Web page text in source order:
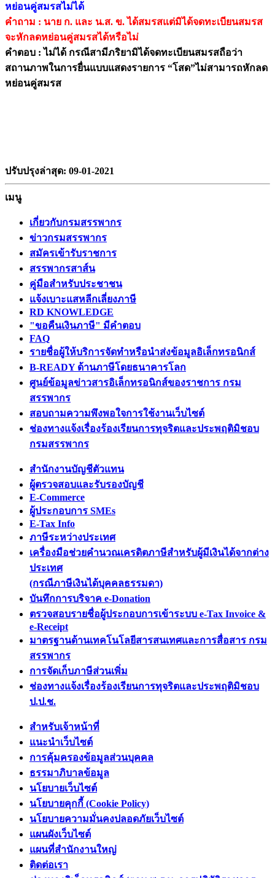
หย่อนคู่สมรสไม่ได้
คำถาม : นาย ก. และ น.ส. ข. ได้สมรสแต่มิได้จดทะเบียนสมรส
จะหักลดหย่อนคู่สมรสได้หรือไม่
คำตอบ : ไม่ได้ กรณีสามีภริยามิได้จดทะเบียนสมรสถือว่า
สถานภาพในการยื่นแบบแสดงรายการ “โสด”ไม่สามารถหักลด
หย่อนคู่สมรส
ปรับปรุงล่าสุด: 09-01-2021
เมนู
เกี่ยวกับกรมสรรพากร
ข่าวกรมสรรพากร
สมัครเข้ารับราชการ
สรรพากรสาส์น
คู่มือสำหรับประชาชน
แจ้งเบาะแสหลีกเลี่ยงภาษี
RD KNOWLEDGE
"ขอคืนเงินภาษี" มีคำตอบ
FAQ
รายชื่อผู้ให้บริการจัดทำหรือนำส่งข้อมูลอิเล็กทรอนิกส์
B-READY ด้านภาษีโดยธนาคารโลก
ศูนย์ข้อมูลข่าวสารอิเล็กทรอนิกส์ของราชการ กรม
สรรพากร
สอบถามความพึงพอใจการใช้งานเว็บไซต์
ช่องทางแจ้งเรื่องร้องเรียนการทุจริตและประพฤติมิชอบ
กรมสรรพากร
สำนักงานบัญชีตัวแทน
ผู้ตรวจสอบและรับรองบัญชี
E-Commerce
ผู้ประกอบการ SMEs
E-Tax Info
ภาษีระหว่างประเทศ
เครื่องมือช่วยคำนวณเครดิตภาษีสำหรับผู้มีเงินได้จากต่าง
ประเทศ
(กรณีภาษีเงินได้บุคคลธรรมดา)
บันทึกการบริจาค e-Donation
ตรวจสอบรายชื่อผู้ประกอบการเข้าระบบ e-Tax Invoice &
e-Receipt
มาตรฐานด้านเทคโนโลยีสารสนเทศและการสื่อสาร กรม
สรรพากร
การจัดเก็บภาษีส่วนเพิ่ม
ช่องทางแจ้งเรื่องร้องเรียนการทุจริตและประพฤติมิชอบ
ป.ป.ช.
สำหรับเจ้าหน้าที่
แนะนำเว็บไซต์
การคุ้มครองข้อมูลส่วนบุคคล
ธรรมาภิบาลข้อมูล
นโยบายเว็บไซต์
นโยบายคุกกี้ (Cookie Policy)
นโยบายความมั่นคงปลอดภัยเว็บไซต์
แผนผังเว็บไซต์
แผนที่สำนักงานใหญ่
ติดต่อเรา